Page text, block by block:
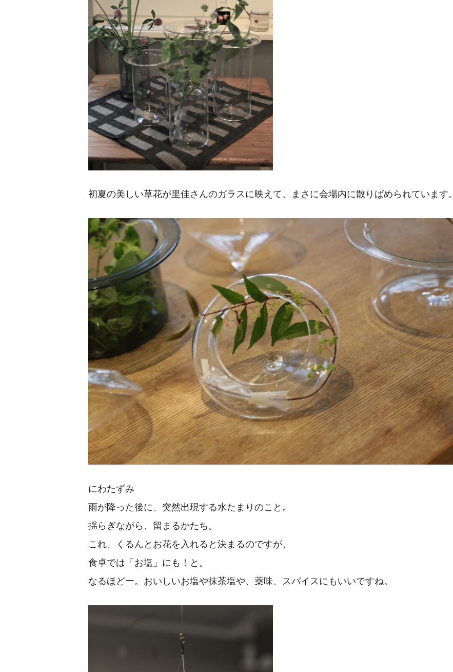
初夏の美しい草花が里佳さんのガラスに映えて、まさに会場内に散りばめられています。
にわたずみ
雨が降った後に、突然出現する水たまりのこと。
揺らぎながら、留まるかたち。
これ、くるんとお花を入れると決まるのですが、
食卓では「お塩」にも！と。
なるほどー。おいしいお塩や抹茶塩や、薬味、スパイスにもいいですね。